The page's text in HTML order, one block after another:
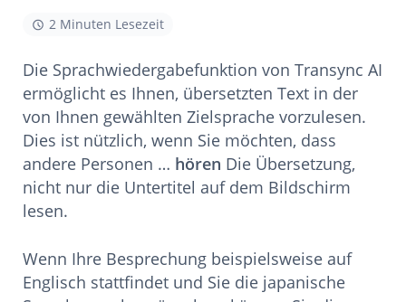
2 Minuten Lesezeit
Die Sprachwiedergabefunktion von Transync AI
ermöglicht es Ihnen, übersetzten Text in der
von Ihnen gewählten Zielsprache vorzulesen.
Dies ist nützlich, wenn Sie möchten, dass
andere Personen … hören Die Übersetzung,
nicht nur die Untertitel auf dem Bildschirm
lesen.
Wenn Ihre Besprechung beispielsweise auf
Englisch stattfindet und Sie die japanische